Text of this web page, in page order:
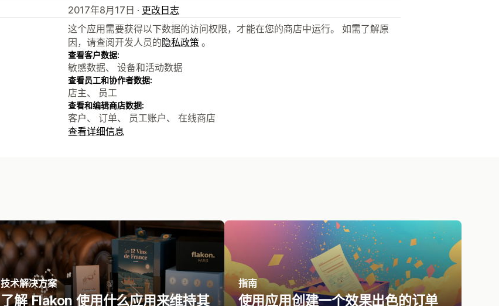
2017年8月17日 · 更改日志
这个应用需要获得以下数据的访问权限，才能在您的商店中运行。 如需了解原
因，请查阅开发人员的隐私政策 。
查看客户数据:
敏感数据、 设备和活动数据
查看员工和协作者数据:
店主、 员工
查看和编辑商店数据:
客户、 订单、 员工账户、 在线商店
查看详细信息
技术解决方案
了解 Flakon 使用什么应用来维持其
指南
使用应用创建一个效果出色的订单